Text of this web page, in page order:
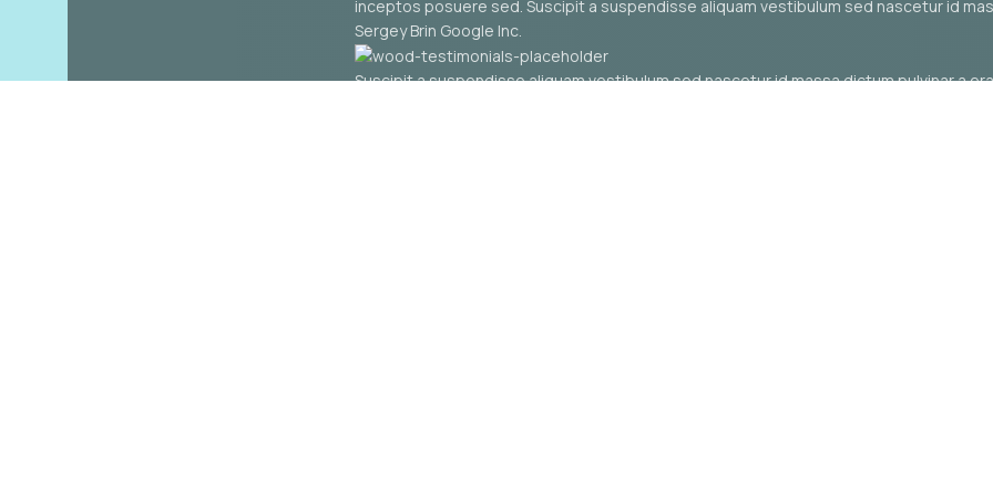
inceptos posuere sed. Suscipit a suspendisse aliquam vestibulum sed nascetur id
Sergey Brin Google Inc.
Suscipit a suspendisse aliquam vestibulum sed nascetur id massa dictum pulvinar a